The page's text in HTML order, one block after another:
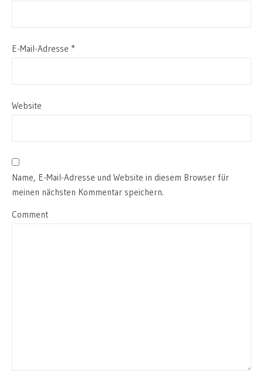
E-Mail-Adresse *
Website
Name, E-Mail-Adresse und Website in diesem Browser für
meinen nächsten Kommentar speichern.
Comment